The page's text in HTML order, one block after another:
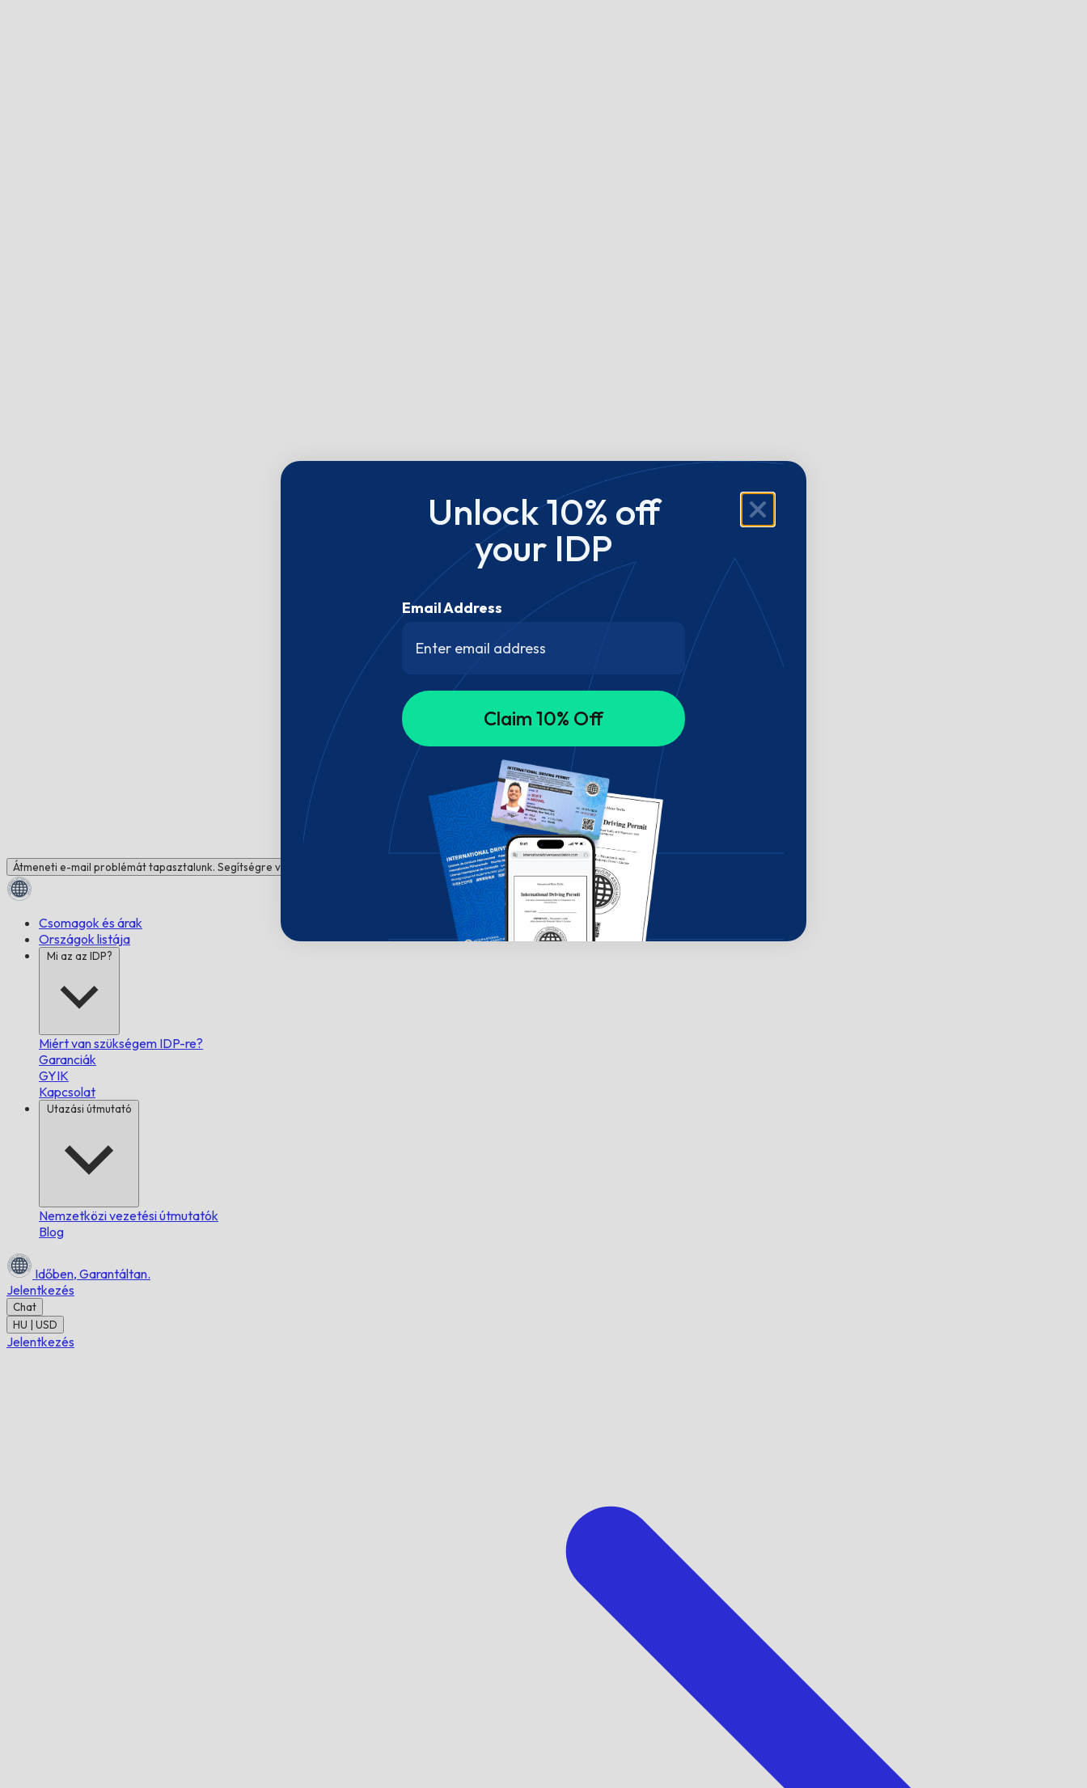
Átmeneti e-mail problémát tapasztalunk. Segítségre van szüksége? Beszéljen velünk csevegésben!
Csomagok és árak
Országok listája
Mi az az IDP?
Miért van szükségem IDP-re?
Garanciák
GYIK
Kapcsolat
Utazási útmutató
Nemzetközi vezetési útmutatók
Blog
Időben, Garantáltan.
Jelentkezés
Chat
HU | USD
Jelentkezés
Unlock 10% off
your IDP
Email Address
Claim 10% Off